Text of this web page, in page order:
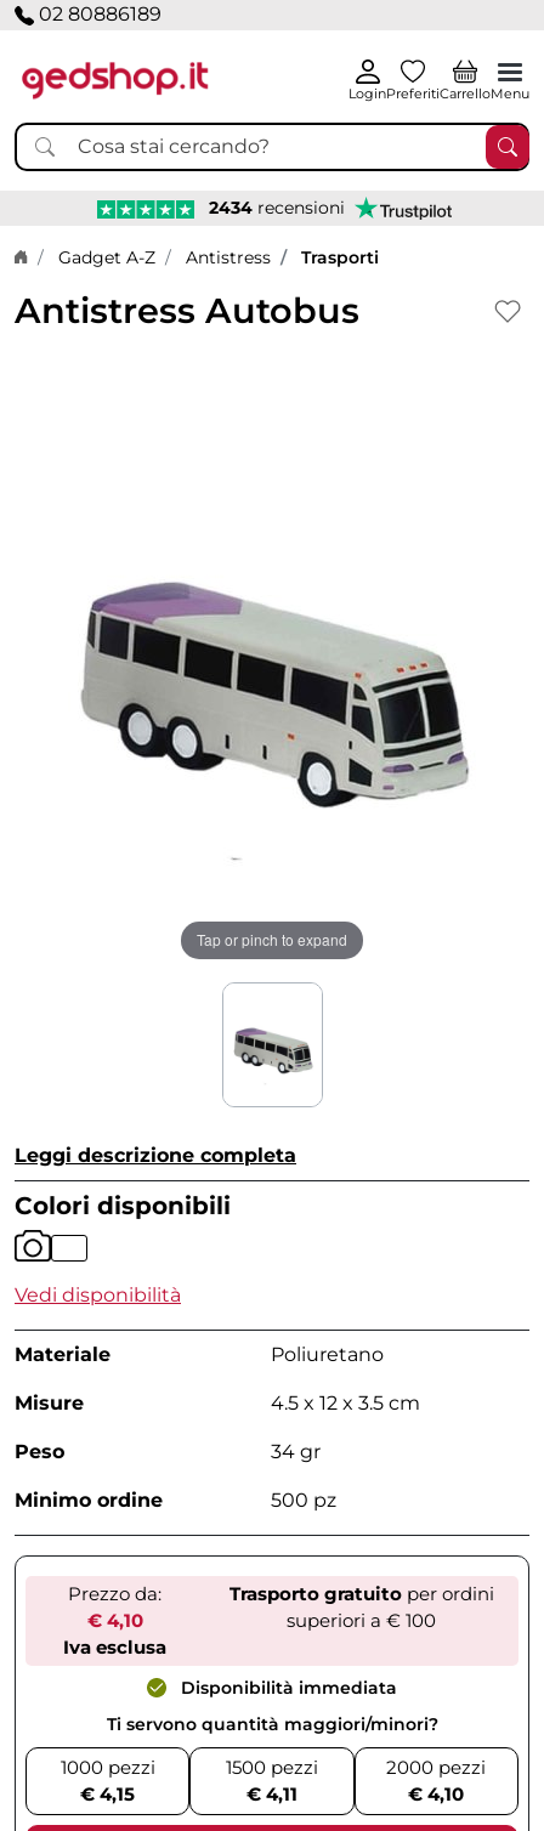
02 80886189
LoginPreferitiCarrelloMenu
2434 recensioni
Home page
Gadget A-Z Antistress Trasporti
Antistress Autobus
Tap or pinch to expand
Leggi descrizione completa
Colori disponibili
Vedi disponibilità
Materiale Poliuretano
Misure 4.5 x 12 x 3.5 cm
Peso 34 gr
Minimo ordine 500 pz
Prezzo da:
€ 4,10
Iva esclusa
Trasporto gratuitoper ordini
superiori a € 100
Disponibilità immediata
Ti servono quantità maggiori/minori?
1000 pezzi
€ 4,15
1500 pezzi
€ 4,11
2000 pezzi
€ 4,10